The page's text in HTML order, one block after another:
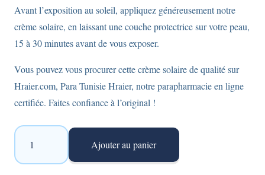
Avant l’exposition au soleil, appliquez généreusement notre
crème solaire, en laissant une couche protectrice sur votre peau,
15 à 30 minutes avant de vous exposer.
Vous pouvez vous procurer cette crème solaire de qualité sur
Hraier.com, Para Tunisie Hraier, notre parapharmacie en ligne
certifiée. Faites confiance à l’original !
quantité
Ultrasun
Ajouter au panier